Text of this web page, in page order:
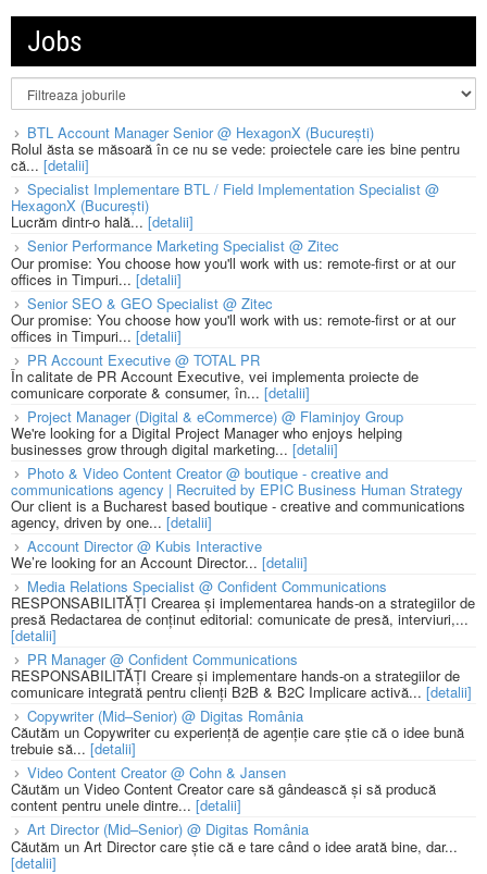
Jobs
BTL Account Manager Senior @ HexagonX (București)
Rolul ăsta se măsoară în ce nu se vede: proiectele care ies bine pentru
că... [detalii]
Specialist Implementare BTL / Field Implementation Specialist @
HexagonX (București)
Lucrăm dintr-o hală... [detalii]
Senior Performance Marketing Specialist @ Zitec
Our promise: You choose how you'll work with us: remote-first or at our
offices in Timpuri... [detalii]
Senior SEO & GEO Specialist @ Zitec
Our promise: You choose how you'll work with us: remote-first or at our
offices in Timpuri... [detalii]
PR Account Executive @ TOTAL PR
În calitate de PR Account Executive, vei implementa proiecte de
comunicare corporate & consumer, în... [detalii]
Project Manager (Digital & eCommerce) @ Flaminjoy Group
We're looking for a Digital Project Manager who enjoys helping
businesses grow through digital marketing... [detalii]
Photo & Video Content Creator @ boutique - creative and
communications agency | Recruited by EPIC Business Human Strategy
Our client is a Bucharest based boutique - creative and communications
agency, driven by one... [detalii]
Account Director @ Kubis Interactive
We’re looking for an Account Director... [detalii]
Media Relations Specialist @ Confident Communications
RESPONSABILITĂȚI Crearea și implementarea hands-on a strategiilor de
presă Redactarea de conținut editorial: comunicate de presă, interviuri,...
[detalii]
PR Manager @ Confident Communications
RESPONSABILITĂȚI Creare și implementare hands-on a strategiilor de
comunicare integrată pentru clienți B2B & B2C Implicare activă... [detalii]
Copywriter (Mid–Senior) @ Digitas România
Căutăm un Copywriter cu experiență de agenție care știe că o idee bună
trebuie să... [detalii]
Video Content Creator @ Cohn & Jansen
Căutăm un Video Content Creator care să gândească și să producă
content pentru unele dintre... [detalii]
Art Director (Mid–Senior) @ Digitas România
Căutăm un Art Director care știe că e tare când o idee arată bine, dar...
[detalii]